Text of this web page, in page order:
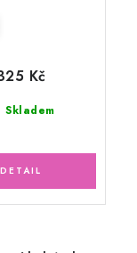
Skladem
Kč